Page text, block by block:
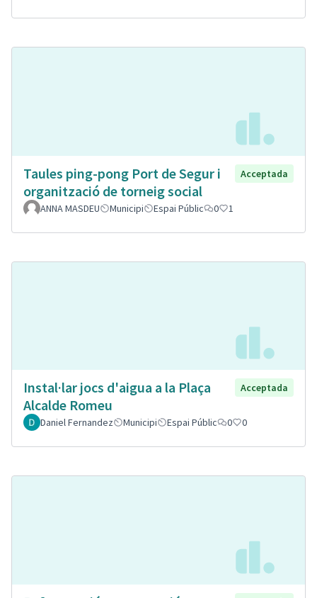
Taules ping-pong Port de Segur i
organització de torneig social
Acceptada
ANNA MASDEU Municipi Espai Públic 0 1
Instal·lar jocs d'aigua a la Plaça
Alcalde Romeu
Acceptada
Daniel Fernandez Municipi Espai Públic 0 0